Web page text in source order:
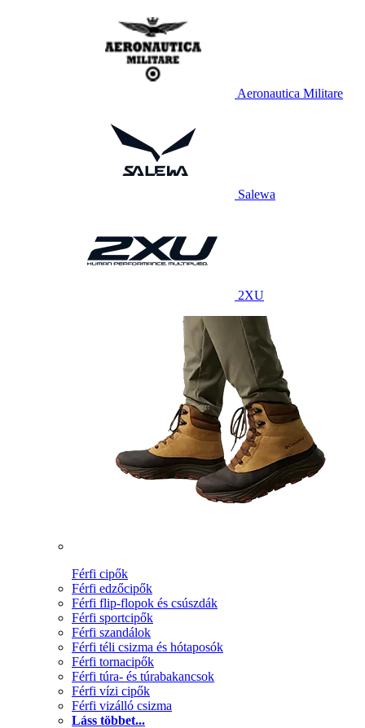
Aeronautica Militare
Salewa
2XU
Férfi cipők
Férfi edzőcipők
Férfi flip-flopok és csúszdák
Férfi sportcipők
Férfi szandálok
Férfi téli csizma és hótaposók
Férfi tornacipők
Férfi túra- és túrabakancsok
Férfi vízi cipők
Férfi vizálló csizma
Láss többet...